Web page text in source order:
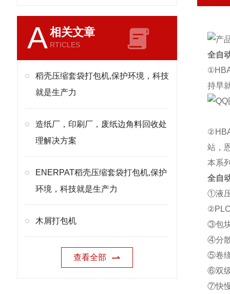
A相关文章
RTICLES
稻壳压缩套袋打包机,保护环境，科技
就是生产力
造纸厂，印刷厂，废纸边角料回收处
理解决方案
ENERPAT稻壳压缩套袋打包机,保护
环境，科技就是生产力
木屑打包机
查看全部
全自
持早
站，
本系
全自
①液
③包
④分
⑤卷
⑥双
⑦快